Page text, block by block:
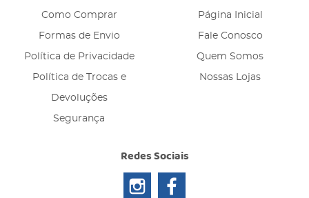
Como Comprar
Formas de Envio
Política de Privacidade
Política de Trocas e
Devoluções
Segurança
Página Inicial
Fale Conosco
Quem Somos
Nossas Lojas
Redes Sociais